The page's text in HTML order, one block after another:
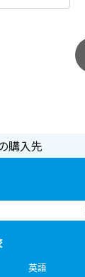
購入先
英語